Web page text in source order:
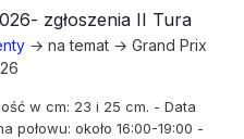
zgłoszenia II Tura
→ na temat → Grand Prix
w cm: 23 i 25 cm. - Data
połowu: około 16:00-19:00 -